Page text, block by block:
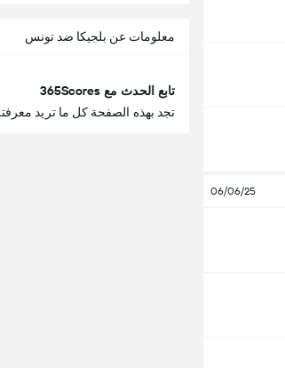
06/06/25
معلومات عن بلجيكا ضد تونس
تابع الحدث مع 365Scores
تجد بهذه الصفحة كل ما تريد